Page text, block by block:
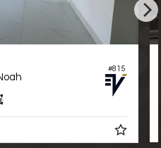
#815